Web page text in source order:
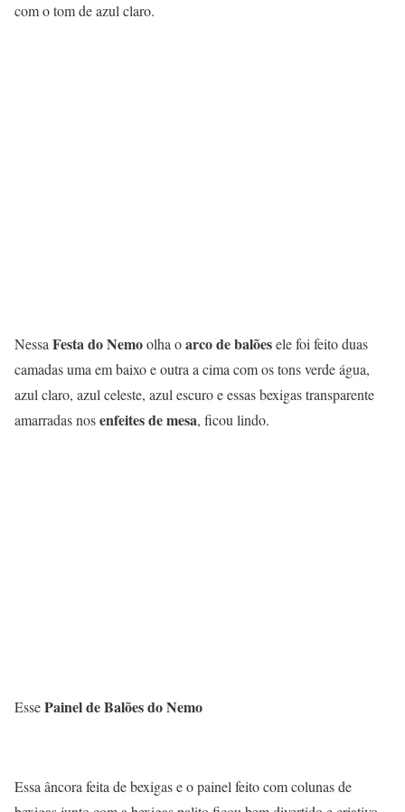
com o tom de azul claro.
Nessa Festa do Nemoolha oarco de balõesele foi feito duas
camadas uma em baixo e outra a cima com os tons verde água,
azul claro, azul celeste, azul escuro e essas bexigas transparente
amarradas nosenfeites de mesa, ficou lindo.
EssePainel de Balõesdo Nemo
Essa âncora feita de bexigas e o painel feito com colunas de